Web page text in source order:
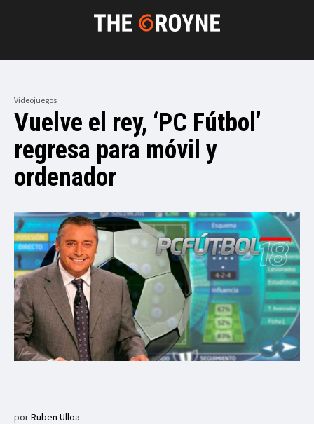
Videojuegos
Vuelve el rey, ‘PC Fútbol’
regresa para móvil y
ordenador
porRuben Ulloa